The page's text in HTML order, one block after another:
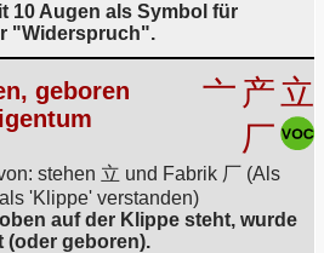
10 Augen als Symbol für
"Widerspruch".
geboren
亠 产立
厂
stehen 立 und Fabrik 厂 (Als
'Klippe' verstanden)
auf der Klippe steht, wurde
(oder geboren).